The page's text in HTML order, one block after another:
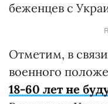
беженцев с
Отметим, в
военного
18-60 лет не